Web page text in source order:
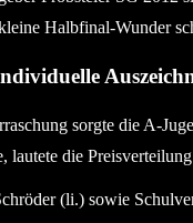
Halbfinal-Wunder
sorgte die A-
lautete die